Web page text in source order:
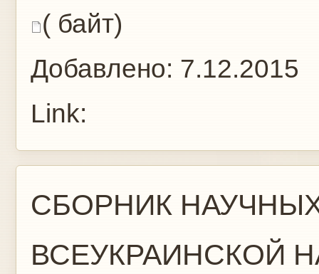
( байт)
Добавлено: 7.12.2015
Link:
СБОРНИК
ВСЕУКРАИНСКОЙ